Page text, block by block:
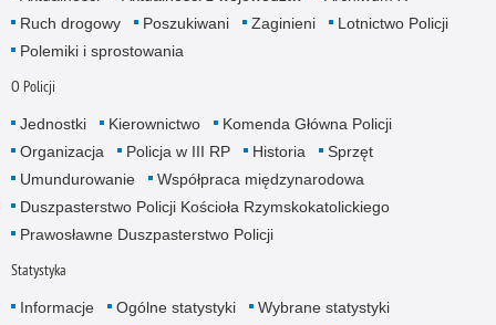
Ruch drogowy
Poszukiwani Zaginieni
Lotnictwo Policji
Polemiki i sprostowania
O Policji
Jednostki Kierownictwo
Komenda Główna Policji
Organizacja
Policja w III RP Historia
Sprzęt
Umundurowanie
Współpraca międzynarodowa
Duszpasterstwo Policji Kościoła Rzymskokatolickiego
Prawosławne Duszpasterstwo Policji
Statystyka
Informacje Ogólne statystyki
Wybrane statystyki